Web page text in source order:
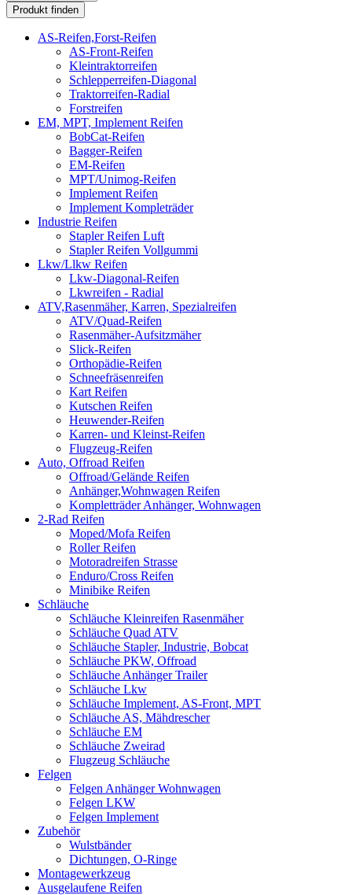
AS-Reifen,Forst-Reifen
AS-Front-Reifen
Kleintraktorreifen
Schlepperreifen-Diagonal
Traktorreifen-Radial
Forstreifen
EM, MPT, Implement Reifen
BobCat-Reifen
Bagger-Reifen
EM-Reifen
MPT/Unimog-Reifen
Implement Reifen
Implement Kompleträder
Industrie Reifen
Stapler Reifen Luft
Stapler Reifen Vollgummi
Lkw/Llkw Reifen
Lkw-Diagonal-Reifen
Lkwreifen - Radial
ATV,Rasenmäher, Karren, Spezialreifen
ATV/Quad-Reifen
Rasenmäher-Aufsitzmäher
Slick-Reifen
Orthopädie-Reifen
Schneefräsenreifen
Kart Reifen
Kutschen Reifen
Heuwender-Reifen
Karren- und Kleinst-Reifen
Flugzeug-Reifen
Auto, Offroad Reifen
Offroad/Gelände Reifen
Anhänger,Wohnwagen Reifen
Kompletträder Anhänger, Wohnwagen
2-Rad Reifen
Moped/Mofa Reifen
Roller Reifen
Motoradreifen Strasse
Enduro/Cross Reifen
Minibike Reifen
Schläuche
Schläuche Kleinreifen Rasenmäher
Schläuche Quad ATV
Schläuche Stapler, Industrie, Bobcat
Schläuche PKW, Offroad
Schläuche Anhänger Trailer
Schläuche Lkw
Schläuche Implement, AS-Front, MPT
Schläuche AS, Mähdrescher
Schläuche EM
Schläuche Zweirad
Flugzeug Schläuche
Felgen
Felgen Anhänger Wohnwagen
Felgen LKW
Felgen Implement
Zubehör
Wulstbänder
Dichtungen, O-Ringe
Montagewerkzeug
Ausgelaufene Reifen